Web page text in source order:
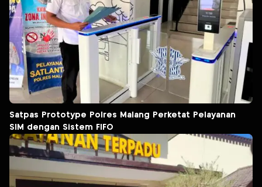
Satpas Prototype Polres Malang Perketat Pelayanan
SIM dengan Sistem FIFO